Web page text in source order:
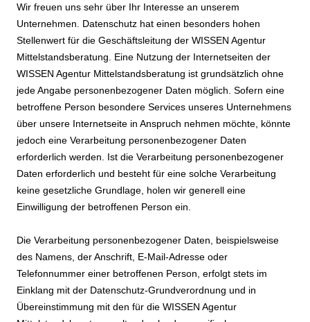
Wir freuen uns sehr über Ihr Interesse an unserem
Unternehmen. Datenschutz hat einen besonders hohen
Stellenwert für die Geschäftsleitung der WISSEN Agentur
Mittelstandsberatung. Eine Nutzung der Internetseiten der
WISSEN Agentur Mittelstandsberatung ist grundsätzlich ohne
jede Angabe personenbezogener Daten möglich. Sofern eine
betroffene Person besondere Services unseres Unternehmens
über unsere Internetseite in Anspruch nehmen möchte, könnte
jedoch eine Verarbeitung personenbezogener Daten
erforderlich werden. Ist die Verarbeitung personenbezogener
Daten erforderlich und besteht für eine solche Verarbeitung
keine gesetzliche Grundlage, holen wir generell eine
Einwilligung der betroffenen Person ein.
Die Verarbeitung personenbezogener Daten, beispielsweise
des Namens, der Anschrift, E-Mail-Adresse oder
Telefonnummer einer betroffenen Person, erfolgt stets im
Einklang mit der Datenschutz-Grundverordnung und in
Übereinstimmung mit den für die WISSEN Agentur